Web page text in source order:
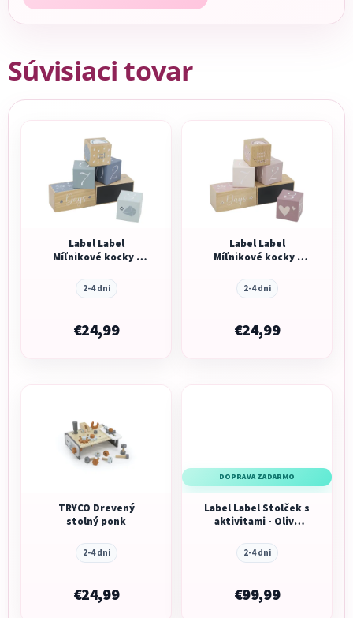
Súvisiaci tovar
Label Label
Míľnikové kocky -
2-4 dni
€24,99
Label Label
Míľnikové kocky -
2-4 dni
€24,99
TRYCO Drevený
stolný ponk
2-4 dni
€24,99
DOPRAVA ZADARMO
Label Label Stolček s
aktivitami - Olive
2-4 dni
€99,99